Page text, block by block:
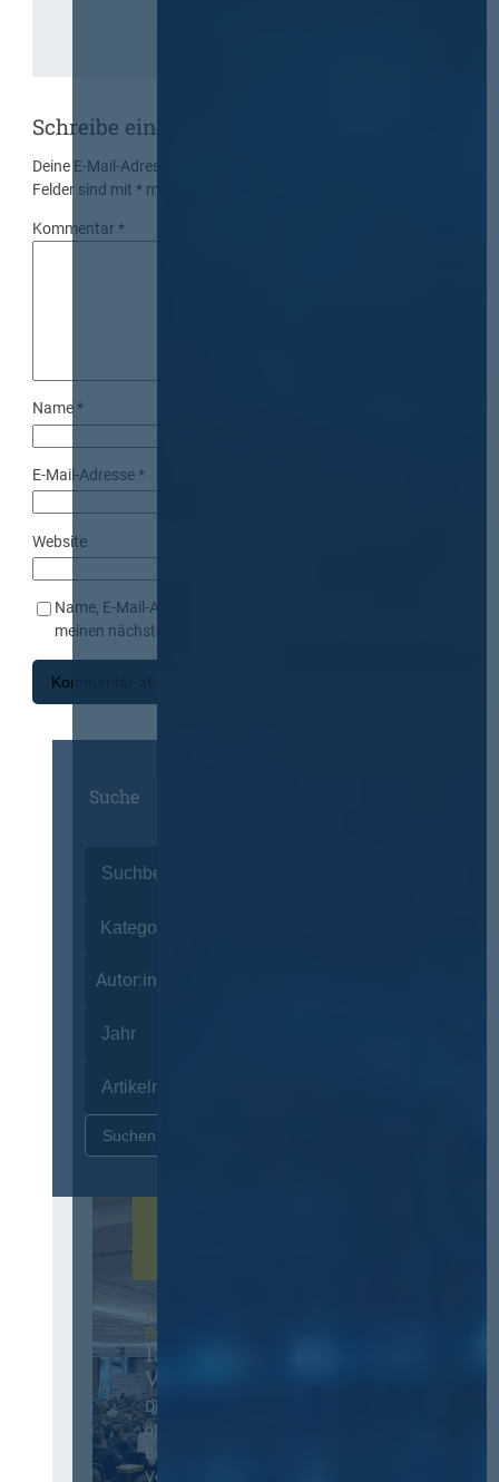
Schreibe einen Kommentar
Deine E-Mail-Adresse wird nicht veröffentlicht.
Felder sind mit* markiert
Kommentar*
Name*
E-Mail-Adresse*
Website
Name, E-Mail-Adresse und Website in diesem Browser für
meinen nächsten Kommentar speichern.
Suche
Autor:innen
12. & 13. November 2026 in
Berlin
13. Deutscher
Vergabetag
Der Jahreskongress für
öffentliches
Beschaffungswesen und
Vergaberecht